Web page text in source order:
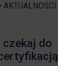
AKTUALNOŚCI
czekaj do